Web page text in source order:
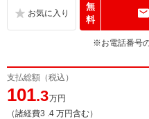
無
料
※お電話番号
支払総額（税込）
101.3万円
（諸経費3 .4 万円含む）